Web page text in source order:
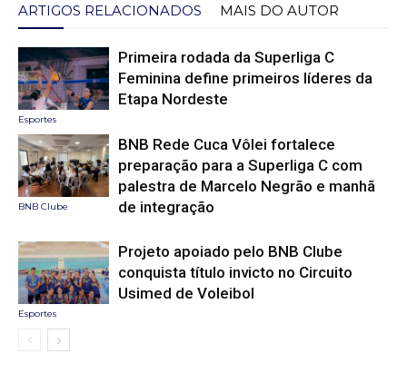
ARTIGOS RELACIONADOS MAIS DO AUTOR
Esportes
Primeira rodada da Superliga C
Feminina define primeiros líderes da
Etapa Nordeste
BNB Clube
BNB Rede Cuca Vôlei fortalece
preparação para a Superliga C com
palestra de Marcelo Negrão e manhã
de integração
Esportes
Projeto apoiado pelo BNB Clube
conquista título invicto no Circuito
Usimed de Voleibol